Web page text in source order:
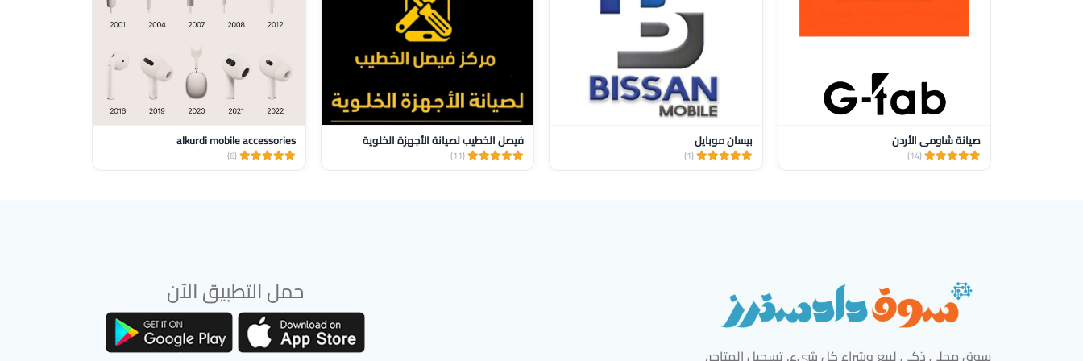
صيانة شاومي الأردن
(14)
بيسان موبايل
(1)
فيصل الخطيب لصيانة الأجهزة الخلوية
(11)
alkurdi mobile accessories
(6)
سوق محلي ذكي لبيع وشراء كل شيء. تسجيل المتاجر،
حمل التطبيق الآن